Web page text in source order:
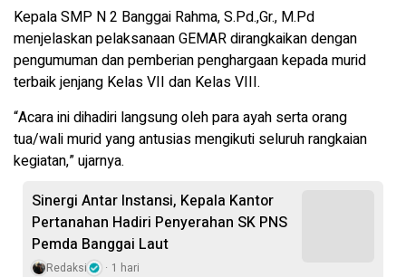
Kepala SMP N 2 Banggai Rahma, S.Pd.,Gr., M.Pd
menjelaskan pelaksanaan GEMAR dirangkaikan dengan
pengumuman dan pemberian penghargaan kepada murid
terbaik jenjang Kelas VII dan Kelas VIII.
“Acara ini dihadiri langsung oleh para ayah serta orang
tua/wali murid yang antusias mengikuti seluruh rangkaian
kegiatan,” ujarnya.
Sinergi Antar Instansi, Kepala Kantor
Pertanahan Hadiri Penyerahan SK PNS
Pemda Banggai Laut
Redaksi 1 hari